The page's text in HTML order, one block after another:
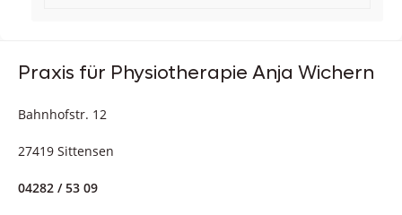
Praxis für Physiotherapie Anja Wichern
Bahnhofstr. 12
27419 Sittensen
04282 / 53 09